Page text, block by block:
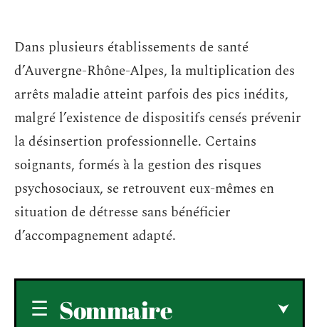
Dans plusieurs établissements de santé
d’Auvergne-Rhône-Alpes, la multiplication des
arrêts maladie atteint parfois des pics inédits,
malgré l’existence de dispositifs censés prévenir
la désinsertion professionnelle. Certains
soignants, formés à la gestion des risques
psychosociaux, se retrouvent eux-mêmes en
situation de détresse sans bénéficier
d’accompagnement adapté.
Sommaire